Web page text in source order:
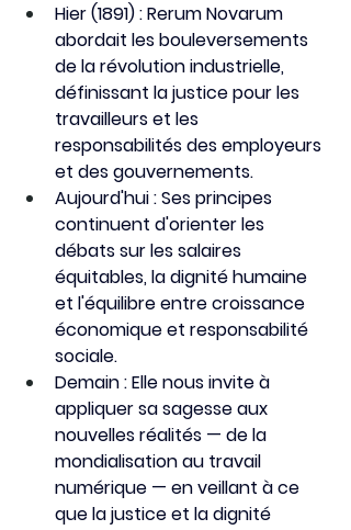
Hier (1891) : Rerum Novarum
abordait les bouleversements
de la révolution industrielle,
définissant la justice pour les
travailleurs et les
responsabilités des employeurs
et des gouvernements.
Aujourd'hui: Ses principes
continuent d'orienter les
débats sur les salaires
équitables, la dignité humaine
et l'équilibre entre croissance
économique et responsabilité
sociale.
Demain : Elle nous invite à
appliquer sa sagesse aux
nouvelles réalités — de la
mondialisation au travail
numérique — en veillant à ce
que la justice et la dignité